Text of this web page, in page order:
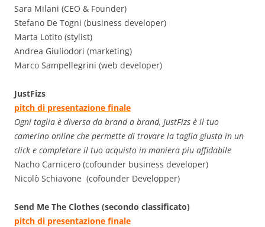
Sara Milani (CEO & Founder)
Stefano De Togni (business developer)
Marta Lotito (stylist)
Andrea Giuliodori (marketing)
Marco Sampellegrini (web developer)
JustFizs
pitch di presentazione finale
Ogni taglia è diversa da brand a brand, JustFizs è il tuo
camerino online che permette di trovare la taglia giusta in un
click e completare il tuo acquisto in maniera piu affidabile
Nacho Carnicero (cofounder business developer)
Nicolò Schiavone (cofounder Developper)
Send Me The Clothes (secondo classificato)
pitch di presentazione finale